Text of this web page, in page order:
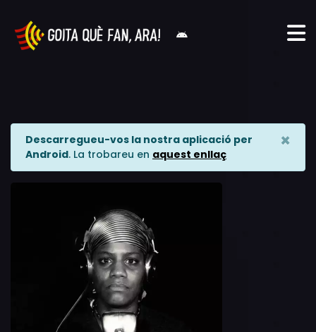
Descarregueu-vos la nostra aplicació per
Android. La trobareu en aquest enllaç
×